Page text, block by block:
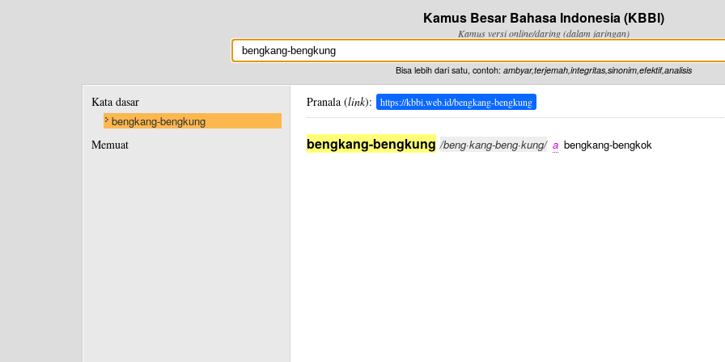
Kamus Besar Bahasa Indonesia (KBBI)
Kamus versi online/daring (dalam jaringan)
Bisa lebih dari satu, contoh: ambyar,terjemah,integritas,sinonim,efektif,analisis
Kata dasar
bengkang-bengkung
Memuat
Pranala (link): https://kbbi.web.id/bengkang-bengkung
bengkang-bengkung /beng·kang-beng·kung/ a bengkang-bengkok